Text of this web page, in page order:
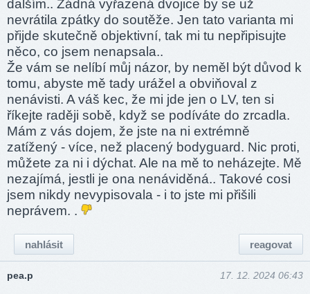
dalším.. Žádná vyřazená dvojice by se už
nevrátila zpátky do soutěže. Jen tato varianta mi
přijde skutečně objektivní, tak mi tu nepřipisujte
něco, co jsem nenapsala..
Že vám se nelíbí můj názor, by neměl být důvod k
tomu, abyste mě tady urážel a obviňoval z
nenávisti. A váš kec, že ​​mi jde jen o LV, ten si
říkejte raději sobě, když se podíváte do zrcadla.
Mám z vás dojem, že jste na ni extrémně
zatížený - více, než placený bodyguard. Nic proti,
můžete za ni i dýchat. Ale na mě to neházejte. Mě
nezajímá, jestli je ona nenáviděná.. Takové cosi
jsem nikdy nevypisovala - i to jste mi přišili
neprávem. .
reagovat
nahlásit
pea.p 17. 12. 2024 06:43